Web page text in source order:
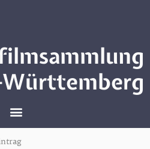
Württemberg